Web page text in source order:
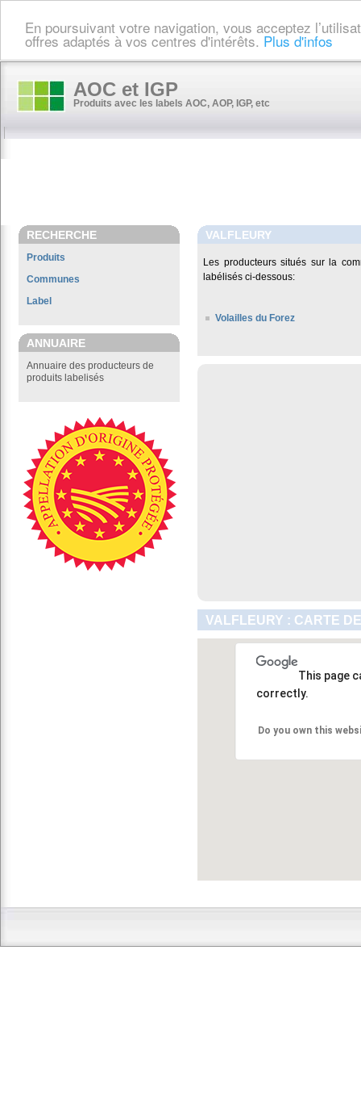
En poursuivant votre navigation, vous acceptez
offres adaptés à vos centres d'intérêts. Plus d'infos
AOC et IGP
Produits avec les labels AOC, AOP, IGP, etc
RECHERCHE
Produits
Communes
Label
ANNUAIRE
Annuaire des producteurs de
produits labelisés
VALFLEURY
Les producteurs situés sur la
labélisés ci-dessous:
Volailles du Forez
VALFLEURY : CARTE
This page
correctly.
Do you own this